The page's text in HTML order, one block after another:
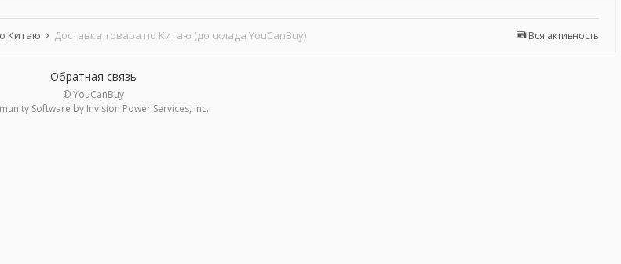
Вся активность
Китаю Доставка товара по Китаю (до склада YouCanBuy)
Обратная связь
© YouCanBuy
Software by Invision Power Services, Inc.